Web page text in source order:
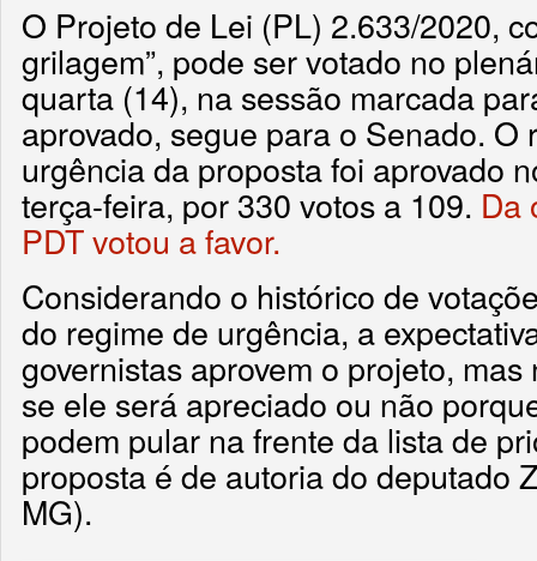
O Projeto de Lei (PL) 2.633/2020,
grilagem”, pode ser votado no
quarta (14), na sessão marcada
aprovado, segue para o Senado. O
urgência da proposta foi aprovado
terça-feira, por 330 votos a 109. Da
PDT votou a favor.
Considerando o histórico de
do regime de urgência, a
governistas aprovem o projeto,
se ele será apreciado ou não
podem pular na frente da lista de
proposta é de autoria do deputado
MG).